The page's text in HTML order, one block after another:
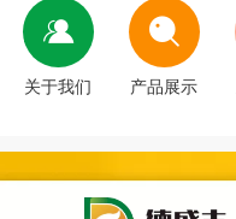
关于我们 产品展示